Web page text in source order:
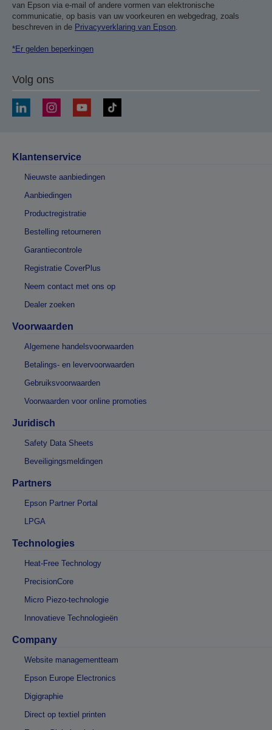
van Epson via e-mail of andere vormen van elektronische
communicatie, op basis van uw voorkeuren en webgedrag, zoals
beschreven in de Privacyverklaring van Epson.
*Er gelden beperkingen
Volg ons
Klantenservice
Nieuwste aanbiedingen
Aanbiedingen
Productregistratie
Bestelling retourneren
Garantiecontrole
Registratie CoverPlus
Neem contact met ons op
Dealer zoeken
Voorwaarden
Algemene handelsvoorwaarden
Betalings- en levervoorwaarden
Gebruiksvoorwaarden
Voorwaarden voor online promoties
Juridisch
Safety Data Sheets
Beveiligingsmeldingen
Partners
Epson Partner Portal
LPGA
Technologies
Heat-Free Technology
PrecisionCore
Micro Piezo-technologie
Innovatieve Technologieën
Company
Website managementteam
Epson Europe Electronics
Digigraphie
Direct op textiel printen